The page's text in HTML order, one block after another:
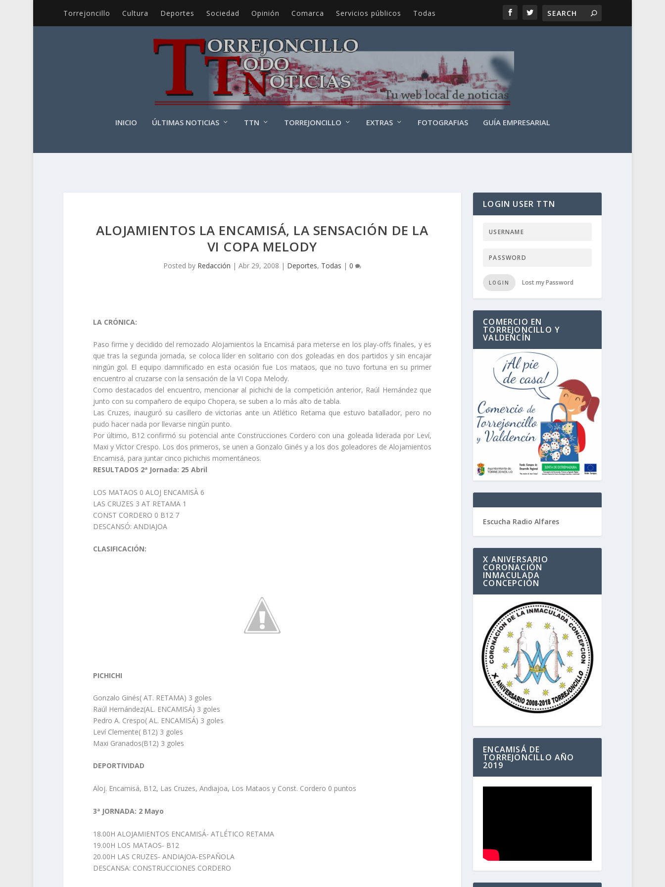
Torrejoncillo Cultura Deportes Sociedad Opinión Comarca Servicios públicos Todas
INICIO ÚLTIMAS NOTICIAS TTN TORREJONCILLO EXTRAS FOTOGRAFIAS GUÍA EMPRESARIAL
ALOJAMIENTOS LA ENCAMISÁ, LA SENSACIÓN DE LA
VI COPA MELODY
Posted by Redacción | Abr 29, 2008 | Deportes, Todas | 0
LA CRÓNICA:
Paso firme y decidido del remozado Alojamientos la Encamisá para meterse en los play-offs finales, y es
que tras la segunda jornada, se coloca líder en solitario con dos goleadas en dos partidos y sin encajar
ningún gol. El equipo damnificado en esta ocasión fue Los mataos, que no tuvo fortuna en su primer
encuentro al cruzarse con la sensación de la VI Copa Melody.
Como destacados del encuentro, mencionar al pichichi de la competición anterior, Raúl Hernández que
junto con su compañero de equipo Chopera, se suben a lo más alto de tabla.
Las Cruzes, inauguró su casillero de victorias ante un Atlético Retama que estuvo batallador, pero no
pudo hacer nada por llevarse ningún punto.
Por último, B12 confirmó su potencial ante Construcciones Cordero con una goleada liderada por Leví,
Maxi y Víctor Crespo. Los dos primeros, se unen a Gonzalo Ginés y a los dos goleadores de Alojamientos
Encamisá, para juntar cinco pichichis momentáneos.
RESULTADOS 2ª Jornada: 25 Abril
LOS MATAOS 0 ALOJ ENCAMISÀ 6
LAS CRUZES 3 AT RETAMA 1
CONST CORDERO 0 B12 7
DESCANSÓ: ANDIAJOA
CLASIFICACIÓN:
PICHICHI
Gonzalo Ginés( AT. RETAMA) 3 goles
Raúl Hernández(AL. ENCAMISÁ) 3 goles
Pedro A. Crespo( AL. ENCAMISÁ) 3 goles
Leví Clemente( B12) 3 goles
Maxi Granados(B12) 3 goles
DEPORTIVIDAD
Aloj. Encamisá, B12, Las Cruzes, Andiajoa, Los Mataos y Const. Cordero 0 puntos
3ª JORNADA: 2 Mayo
18.00H ALOJAMIENTOS ENCAMISÁ- ATLÉTICO RETAMA
19.00H LOS MATAOS- B12
20.00H LAS CRUZES- ANDIAJOA-ESPAÑOLA
DESCANSA: CONSTRUCCIONES CORDERO
LOGIN USER TTN
LOGIN Lost my Password
COMERCIO EN
TORREJONCILLO Y
VALDENCÍN
Escucha Radio Alfares
X ANIVERSARIO
CORONACIÓN
INMACULADA
CONCEPCIÓN
ENCAMISÁ DE
TORREJONCILLO AÑO
2019